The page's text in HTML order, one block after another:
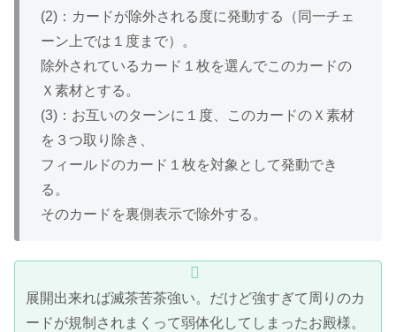
(2)：カードが除外される度に発動する（同一チェ
ーン上では１度まで）。
除外されているカード１枚を選んでこのカードの
Ｘ素材とする。
(3)：お互いのターンに１度、このカードのＸ素材
を３つ取り除き、
フィールドのカード１枚を対象として発動でき
る。
そのカードを裏側表示で除外する。
展開出来れば滅茶苦茶強い。だけど強すぎて周りのカ
ードが規制されまくって弱体化してしまったお殿様。